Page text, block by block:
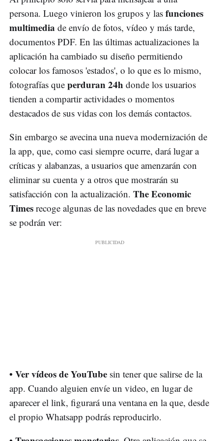
persona. Luego vinieron los grupos y las funciones
multimedia de envío de fotos, vídeo y más tarde,
documentos PDF. En las últimas actualizaciones la
aplicación ha cambiado su diseño permitiendo
colocar los famosos 'estados', o lo que es lo mismo,
fotografías que perduran 24h donde los usuarios
tienden a compartir actividades o momentos
destacados de sus vidas con los demás contactos.
Sin embargo se avecina una nueva modernización de
la app, que, como casi siempre ocurre, dará lugar a
críticas y alabanzas, a usuarios que amenzarán con
eliminar su cuenta y a otros que mostrarán su
satisfacción con la actualización. The Economic
Times recoge algunas de las novedades que en breve
se podrán ver:
• Ver vídeos de YouTube sin tener que salirse de la
app. Cuando alguien envíe un video, en lugar de
aparecer el link, figurará una ventana en la que, desde
el propio Whatsapp podrás reproducirlo.